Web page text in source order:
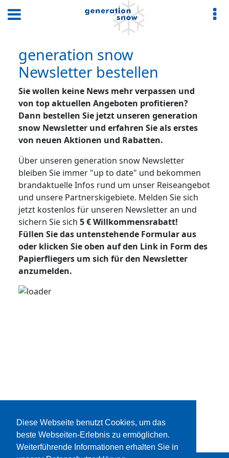
Diese Webseite benutzt Cookies, um das
beste Webseiten-Erlebnis zu ermöglichen.
Weiterführende Informationen erhalten Sie in
generation snow
Newsletter bestellen
Sie wollen keine News mehr verpassen und
von top aktuellen Angeboten profitieren?
Dann bestellen Sie jetzt unseren generation
snow Newsletter und erfahren Sie als erstes
von neuen Aktionen und Rabatten.
Über unseren generation snow Newsletter
bleiben Sie immer "up to date" und bekommen
brandaktuelle Infos rund um unser Reiseangebot
und unsere Partnerskigebiete. Melden Sie sich
jetzt kostenlos für unseren Newsletter an und
sichern Sie sich 5 € Willkommensrabatt!
Füllen Sie das untenstehende Formular aus
oder klicken Sie oben auf den Link in Form des
Papierfliegers um sich für den Newsletter
anzumelden.